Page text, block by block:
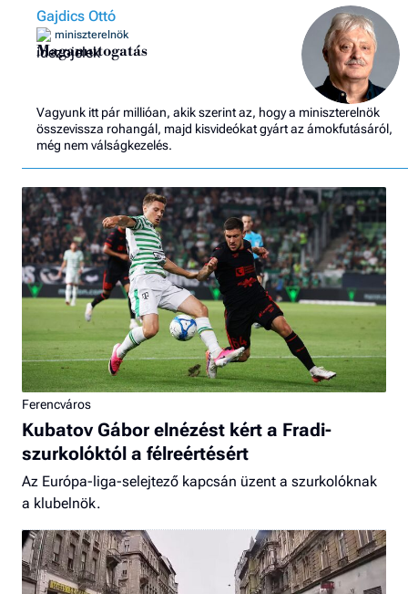
Gajdics Ottó
miniszterelnök
Magamutogatás
Vagyunk itt pár millióan, akik szerint az, hogy a miniszterelnök
összevissza rohangál, majd kisvideókat gyárt az ámokfutásáról,
még nem válságkezelés.
Ferencváros
Kubatov Gábor elnézést kért a Fradi-
szurkolóktól a félreértésért
Az Európa-liga-selejtező kapcsán üzent a szurkolóknak
a klubelnök.